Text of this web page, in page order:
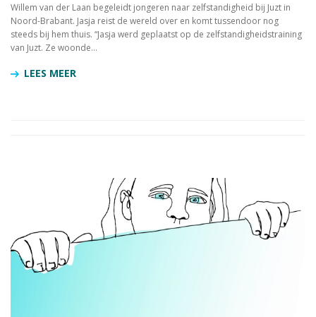
Willem van der Laan begeleidt jongeren naar zelfstandigheid bij Juzt in
Noord-Brabant. Jasja reist de wereld over en komt tussendoor nog
steeds bij hem thuis. “Jasja werd geplaatst op de zelfstandigheidstraining
van Juzt. Ze woonde...
LEES MEER